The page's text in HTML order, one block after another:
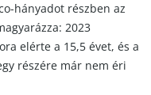
hányadot részben az
2023
elérte a 15,5 évet, és a
részére már nem éri